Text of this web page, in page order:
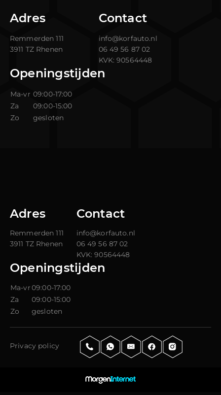
Adres
Remmerden 111
3911 TZ Rhenen
Contact
info@korfauto.nl
06 49 56 87 02
KVK: 90564448
Openingstijden
Ma-vr 09:00-17:00
Za
09:00-15:00
Zo
gesloten
Adres
Remmerden 111
3911 TZ Rhenen
Contact
info@korfauto.nl
06 49 56 87 02
KVK: 90564448
Openingstijden
Ma-vr09:00-17:00
Za
09:00-15:00
Zo
gesloten
Privacy policy